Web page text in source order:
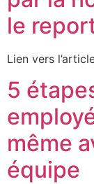
le
Lien vers
5
même
équipe